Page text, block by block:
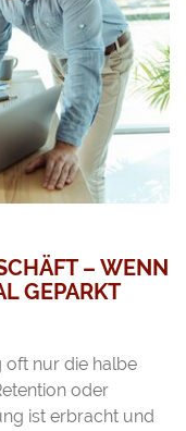
– WENN
GEPARKT
oft nur die halbe
oder
ist erbracht und